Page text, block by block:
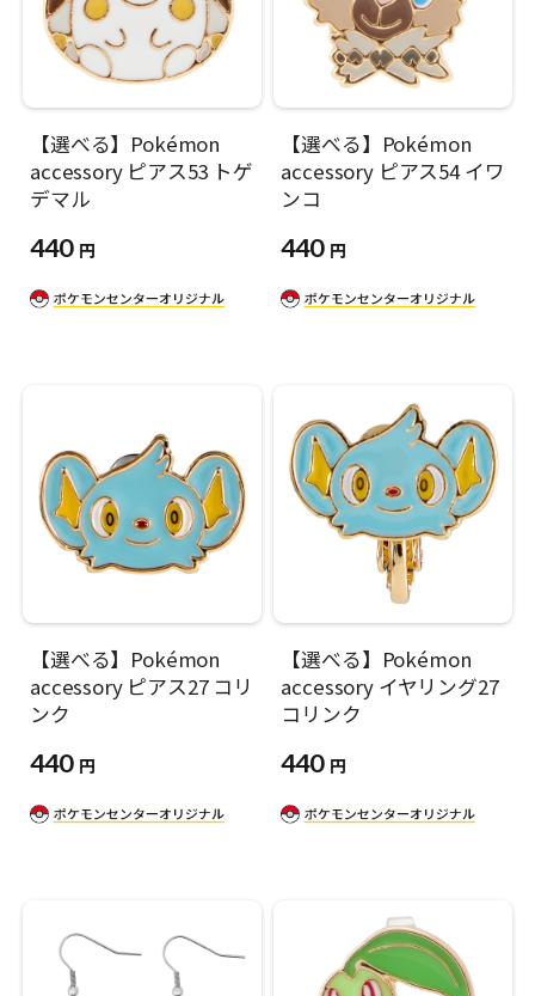
【選べる】Pokémon
accessory ピアス53 トゲ
デマル
440 円
【選べる】Pokémon
accessory ピアス54 イワ
ンコ
440 円
【選べる】Pokémon
accessory ピアス27 コリ
ンク
440 円
【選べる】Pokémon
accessory イヤリング27
コリンク
440 円